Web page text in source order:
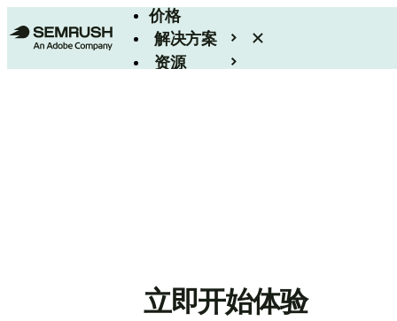
价格
解决方案
资源
立即开始体验